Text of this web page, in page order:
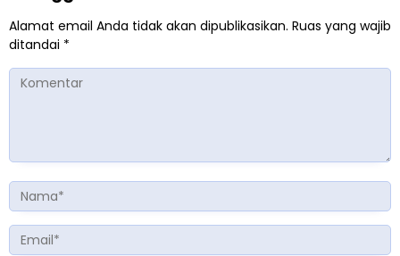
Alamat email Anda tidak akan dipublikasikan. Ruas yang wajib
ditandai *